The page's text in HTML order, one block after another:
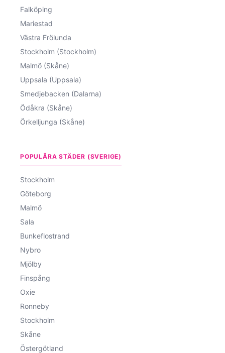
Falköping
Mariestad
Västra Frölunda
Stockholm (Stockholm)
Malmö (Skåne)
Uppsala (Uppsala)
Smedjebacken (Dalarna)
Ödåkra (Skåne)
Örkelljunga (Skåne)
POPULÄRA STÄDER (SVERIGE)
Stockholm
Göteborg
Malmö
Sala
Bunkeflostrand
Nybro
Mjölby
Finspång
Oxie
Ronneby
Stockholm
Skåne
Östergötland